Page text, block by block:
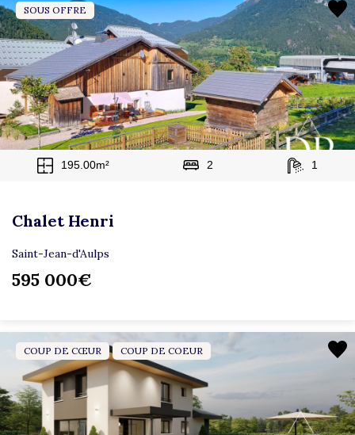
SOUS OFFRE
195.00m² 2 1
Chalet Henri
Saint-Jean-d'Aulps
595 000€
COUP DE CŒUR COUP DE COEUR